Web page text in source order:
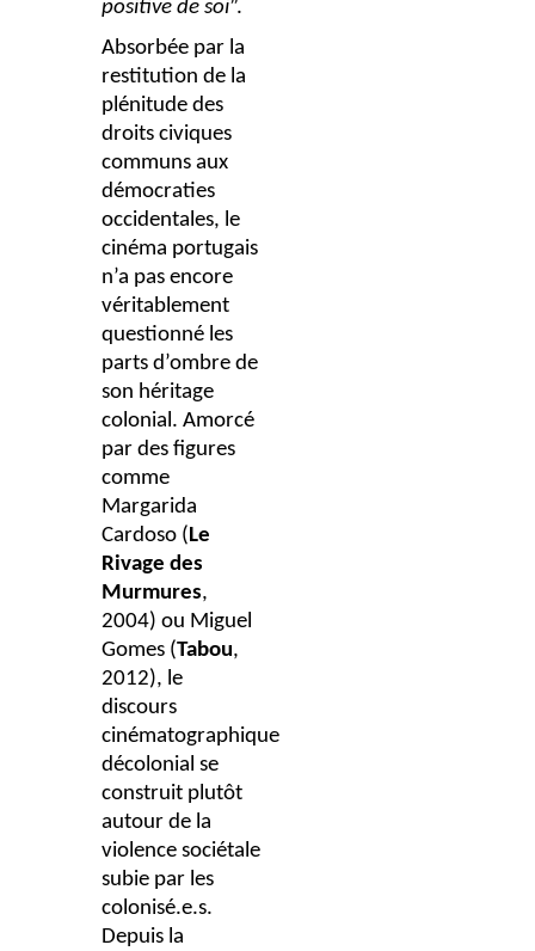
positive de soi”.
Absorbée par la
restitution de la
plénitude des
droits civiques
communs aux
démocraties
occidentales, le
cinéma portugais
n’a pas encore
véritablement
questionné les
parts d’ombre de
son héritage
colonial. Amorcé
par des figures
comme
Margarida
Cardoso (Le
Rivage des
Murmures,
2004) ou Miguel
Gomes (Tabou,
2012), le
discours
cinématographique
décolonial se
construit plutôt
autour de la
violence sociétale
subie par les
colonisé.e.s.
Depuis la